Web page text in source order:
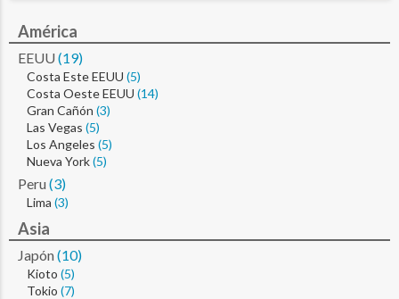
América
EEUU (19)
Costa Este EEUU (5)
Costa Oeste EEUU (14)
Gran Cañón (3)
Las Vegas (5)
Los Angeles (5)
Nueva York(5)
Peru (3)
Lima (3)
Asia
Japón (10)
Kioto (5)
Tokio (7)